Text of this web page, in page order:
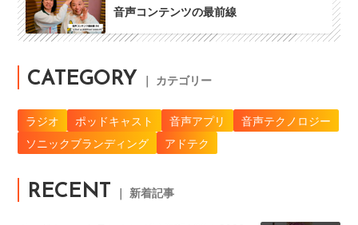
音声コンテンツの最前線
CATEGORY ｜ カテゴリー
ラジオ ポッドキャスト 音声アプリ
音声テクノロジー
ソニックブランディング
アドテク
RECENT ｜ 新着記事